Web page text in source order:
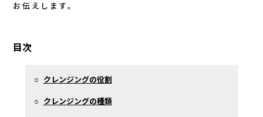
お伝えします。
目次
○ クレンジングの役割
○ クレンジングの種類